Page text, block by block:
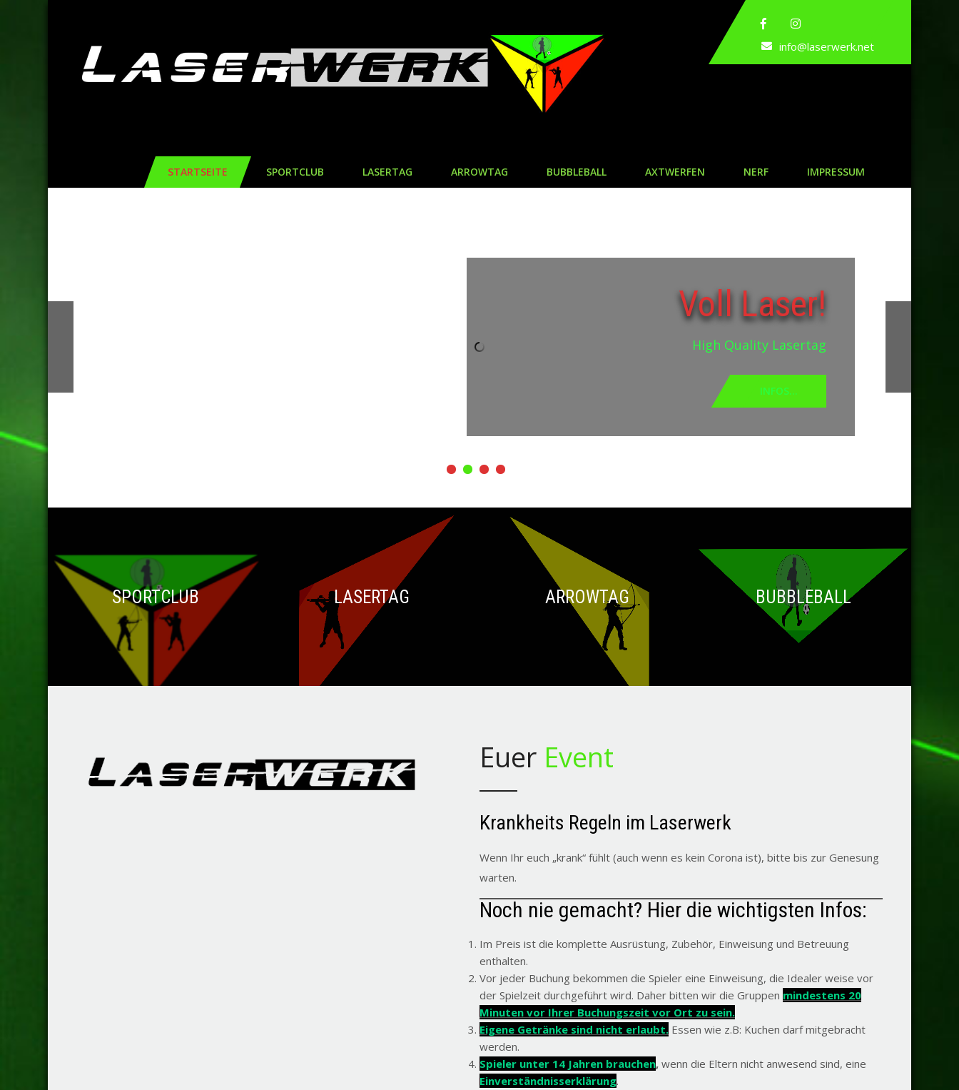
info@laserwerk.net
STARTSEITE SPORTCLUB LASERTAG ARROWTAG BUBBLEBALL AXTWERFEN NERF IMPRESSUM
Voll Laser!
High Quality Lasertag
INFOS...
SPORTCLUB LASERTAG ARROWTAG BUBBLEBALL
Euer Event
Krankheits Regeln im Laserwerk
Wenn Ihr euch „krank“ fühlt (auch wenn es kein Corona ist), bitte bis zur Genesung
warten.
Noch nie gemacht? Hier die wichtigsten Infos:
Im Preis ist die komplette Ausrüstung, Zubehör, Einweisung und Betreuung
enthalten.
Vor jeder Buchung bekommen die Spieler eine Einweisung, die Idealer weise vor
der Spielzeit durchgeführt wird. Daher bitten wir die Gruppen mindestens 20
Minuten vor Ihrer Buchungszeit vor Ort zu sein.
Eigene Getränke sind nicht erlaubt. Essen wie z.B: Kuchen darf mitgebracht
werden.
Spieler unter 14 Jahren brauchen wenn die Eltern nicht anwesend sind, eine
Einverständnisserklärung